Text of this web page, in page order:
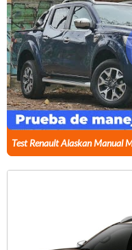
Test Renault Alaskan Manual